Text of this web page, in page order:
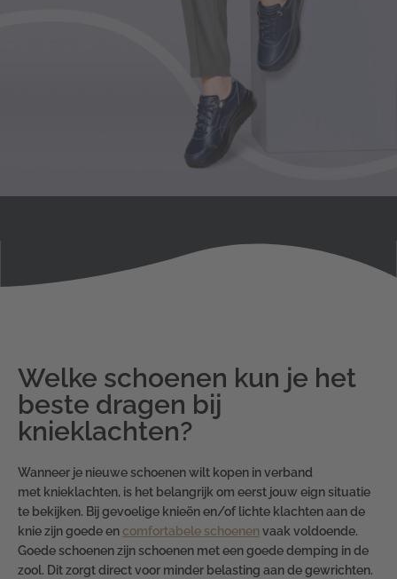
Welke schoenen kun je het
beste dragen bij
knieklachten?
Wanneer je nieuwe schoenen wilt kopen in verband
met knieklachten, is het belangrijk om eerst jouw eign situatie
te bekijken. Bij gevoelige knieën en/of lichte klachten aan de
knie zijn goede en comfortabele schoenen vaak voldoende.
Goede schoenen zijn schoenen met een goede demping in de
zool. Dit zorgt direct voor minder belasting aan de gewrichten.